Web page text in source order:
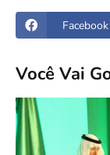
Facebook
Você Vai